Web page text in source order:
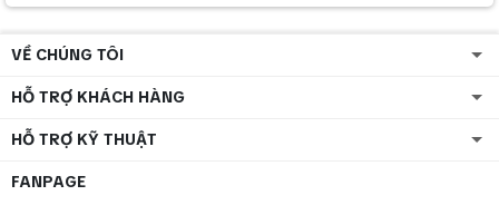
VỀ CHÚNG TÔI
HỖ TRỢ KHÁCH HÀNG
HỖ TRỢ KỸ THUẬT
FANPAGE